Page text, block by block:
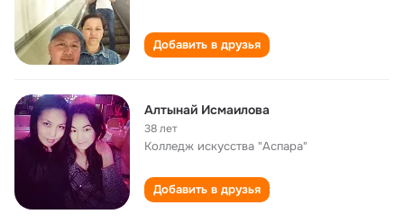
Добавить в друзья
Алтынай Исмаилова
38 лет
Колледж искусства "Аспара"
Добавить в друзья